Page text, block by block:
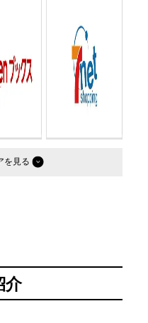
介